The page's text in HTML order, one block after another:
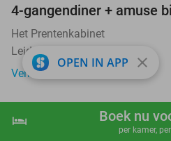
shopping_cart Boek
hotel Boek nu
per kamer,
4-gangendiner + amuse
Het Prentenkabinet
Leiden
Verkocht: 564
OPEN IN APP close